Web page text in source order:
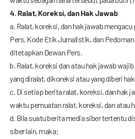
4. Ralat, Koreksi, dan Hak Jawab
a. Ralat, koreksi, dan hak jawab mengacu
Pers, Kode Etik Jurnalistik, dan
ditetapkan Dewan Pers.
b. Ralat, koreksi dan atau hak jawab
yang diralat, dikoreksi atau yang diberi
c. Di setiap berita ralat, koreksi, dan hak
waktu pemuatan ralat, koreksi, dan atau
d. Bila suatu berita media siber tertentu
siber lain, maka: